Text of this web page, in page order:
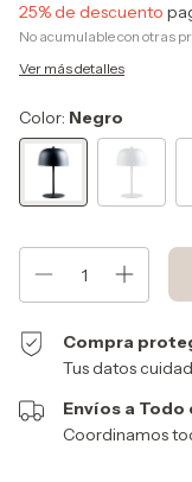
25% de descuento
No acumulable con otras
Ver más detalles
Color: Negro
Compra
Tus datos
Envíos a Todo
Coordinamos